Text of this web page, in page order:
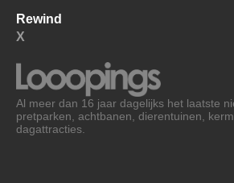
Rewind
X
Al meer dan 16 jaar dagelijks het laatste
pretparken, achtbanen, dierentuinen,
dagattracties.